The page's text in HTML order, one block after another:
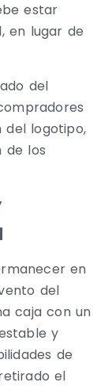
estar
en lugar de
del
del logotipo,
de los
en
del
caja con un
y
de
el